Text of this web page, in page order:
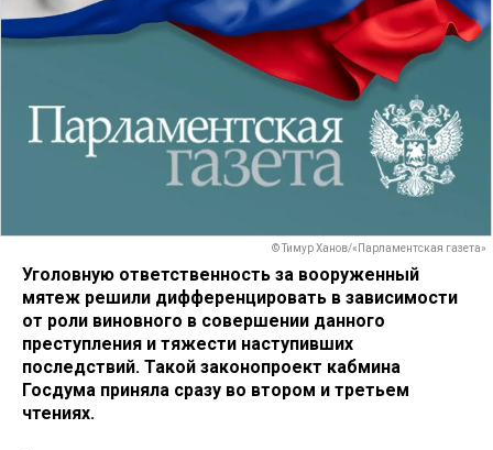
© Тимур Ханов/«Парламентская газета»
Уголовную ответственность за вооруженный
мятеж решили дифференцировать в зависимости
от роли виновного в совершении данного
преступления и тяжести наступивших
последствий. Такой законопроект кабмина
Госдума приняла сразу во втором и третьем
чтениях.